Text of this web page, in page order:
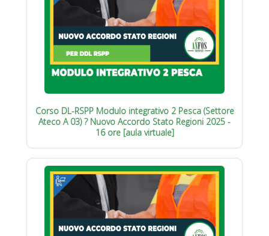
Corso DL-RSPP Modulo integrativo 2 Pesca (Settore
Ateco A 03) ? Nuovo Accordo Stato Regioni 2025 -
16 ore [aula virtuale]